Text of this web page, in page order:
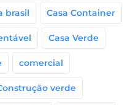
brasil Casa Container
Casa Verde
comercial
verde